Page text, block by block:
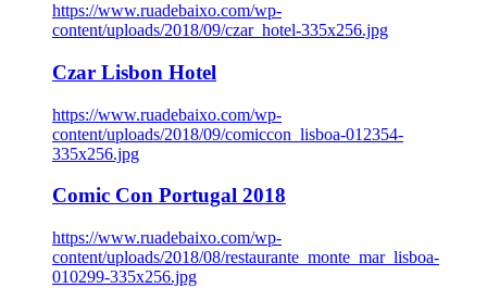
https://www.ruadebaixo.com/wp-
content/uploads/2018/09/czar_hotel-335x256.jpg
Czar Lisbon Hotel
https://www.ruadebaixo.com/wp-
content/uploads/2018/09/comiccon_lisboa-012354-
335x256.jpg
Comic Con Portugal 2018
https://www.ruadebaixo.com/wp-
content/uploads/2018/08/restaurante_monte_mar_lisboa-
010299-335x256.jpg